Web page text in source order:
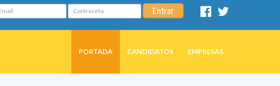
Contraseña Entrar
Facebook
PORTADA CANDIDATOS EMPRESAS